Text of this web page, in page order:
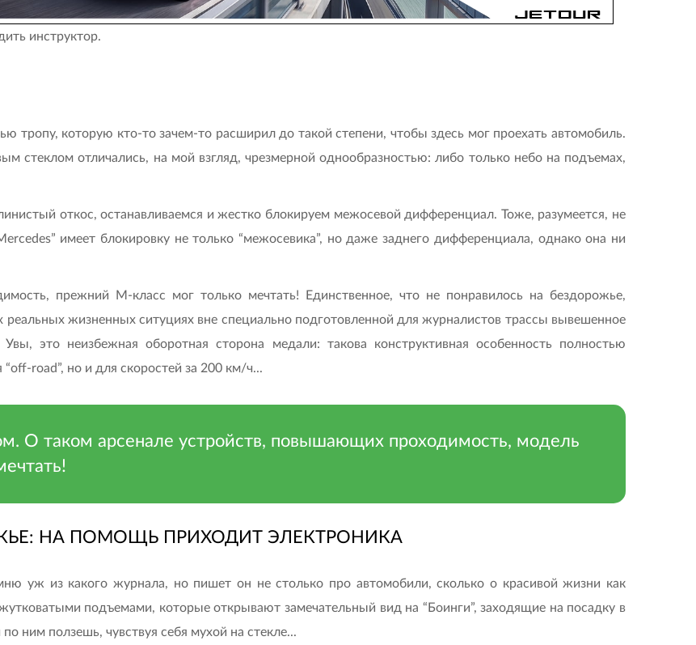
инструктор.
тропу, которую кто-то зачем-то расширил до такой степени, чтобы здесь мог проехать автомобиль.
стеклом отличались, на мой взгляд, чрезмерной однообразностью: либо только небо на подъемах,
откос, останавливаемся и жестко блокируем межосевой дифференциал. Тоже, разумеется, не
имеет блокировку не только “межосевика”, но даже заднего дифференциала, однако она ни
прежний М-класс мог только мечтать! Единственное, что не понравилось на бездорожье,
жизненных ситуциях вне специально подготовленной для журналистов трассы вывешенное
это неизбежная оборотная сторона медали: такова конструктивная особенность полностью
road”, но и для скоростей за 200 км/ч...
О таком арсенале устройств, повышающих проходимость, модель
НА ПОМОЩЬ ПРИХОДИТ ЭЛЕКТРОНИКА
уж из какого журнала, но пишет он не столько про автомобили, сколько о красивой жизни как
подъемами, которые открывают замечательный вид на “Боинги”, заходящие на посадку в
ним ползешь, чувствуя себя мухой на стекле...